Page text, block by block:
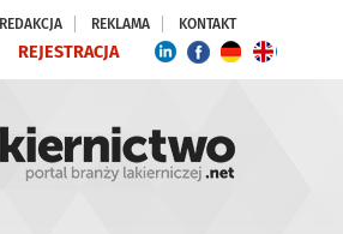
REDAKCJA REKLAMA KONTAKT
REJESTRACJA